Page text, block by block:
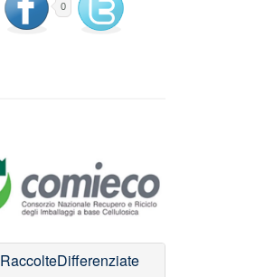
0
RaccolteDifferenziate